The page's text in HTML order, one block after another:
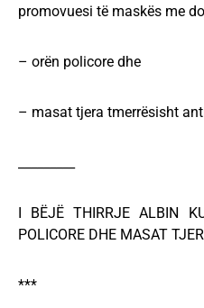
promovuesi të maskës me
– orën policore dhe
– masat tjera tmerrësisht
I BËJË THIRRJE ALBIN
POLICORE DHE MASAT
***